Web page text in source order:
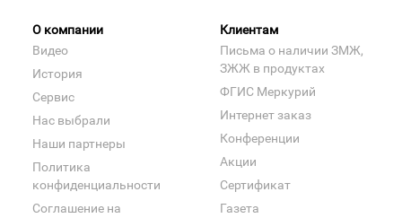
О компании
Видео
История
Сервис
Нас выбрали
Наши партнеры
Политика
конфиденциальности
Соглашение на
Клиентам
Письма о наличии ЗМЖ,
ЗЖЖ в продуктах
ФГИС Меркурий
Интернет заказ
Конференции
Акции
Сертификат
Газета